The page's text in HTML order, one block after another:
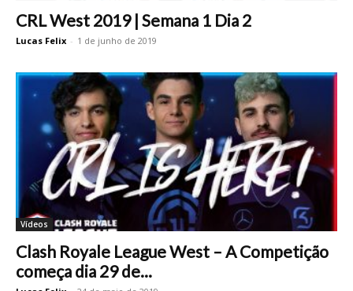
CRL West 2019 | Semana 1 Dia 2
Lucas Felix - 1 de junho de 2019
Vídeos
Clash Royale League West – A Competição
começa dia 29 de...